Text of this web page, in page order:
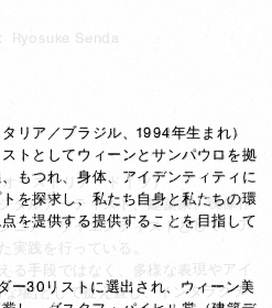
リア／ブラジル、1994年生まれ）
トとしてウィーンとサンパウロを拠
もつれ、身体、アイデンティティに
を探求し、私たち自身と私たちの環
を提供する提供することを目指して
ー30リストに選出され、ウィーン美
Ryosuke Senda
Ryosuke Senda
ーストリア・ドイツ）
タルアーティスト、建築家、映像作
ニア・サイエンティストとして、ア
実践を行っている。
る手段ではなく、多様な表現やアイ
場」として捉え直し、インタラクテ